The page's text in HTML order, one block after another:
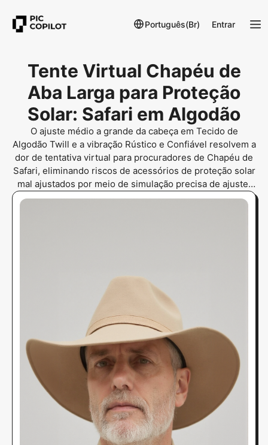
Português(Br) Entrar
Tente Virtual Chapéu de
Aba Larga para Proteção
Solar: Safari em Algodão
O ajuste médio a grande da cabeça em Tecido de
Algodão Twill e a vibração Rústico e Confiável resolvem a
dor de tentativa virtual para procuradores de Chapéu de
Safari, eliminando riscos de acessórios de proteção solar
mal ajustados por meio de simulação precisa de ajuste.
Isso garante confiança.